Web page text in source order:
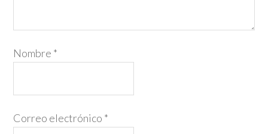
Nombre *
Correo electrónico *